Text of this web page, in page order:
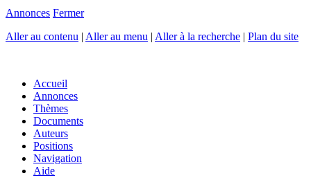
Annonces Fermer
Aller au contenu | Aller au menu | Aller à la recherche | Plan du site
Accueil
Annonces
Thèmes
Documents
Auteurs
Positions
Navigation
Aide